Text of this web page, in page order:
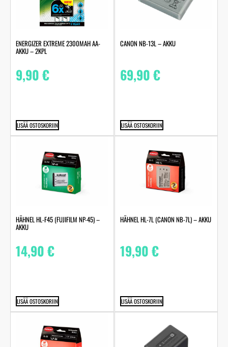
ENERGIZER EXTREME 2300MAH AA-
AKKU – 2KPL
9,90€
LISÄÄ OSTOSKORIIN
CANON NB-13L – AKKU
69,90€
LISÄÄ OSTOSKORIIN
HÄHNEL HL-F45 (FUJIFILM NP-45) –
AKKU
14,90€
LISÄÄ OSTOSKORIIN
HÄHNEL HL-7L (CANON NB-7L) – AKKU
19,90€
LISÄÄ OSTOSKORIIN